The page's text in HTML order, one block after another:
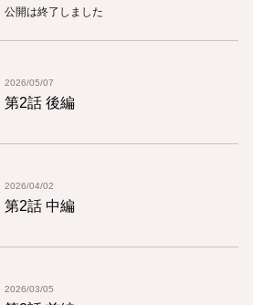
公開は終了しました
2026/05/07
第2話 後編
2026/04/02
第2話 中編
2026/03/05